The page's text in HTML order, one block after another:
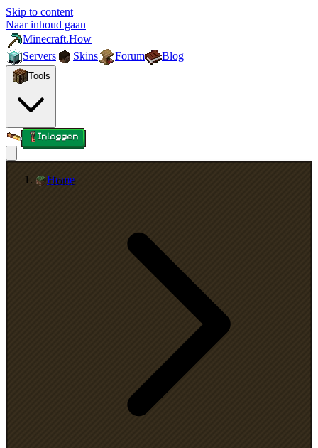
Skip to content
Naar inhoud gaan
Minecraft.How
Servers
Skins Forum Blog
Tools
Inloggen
Home